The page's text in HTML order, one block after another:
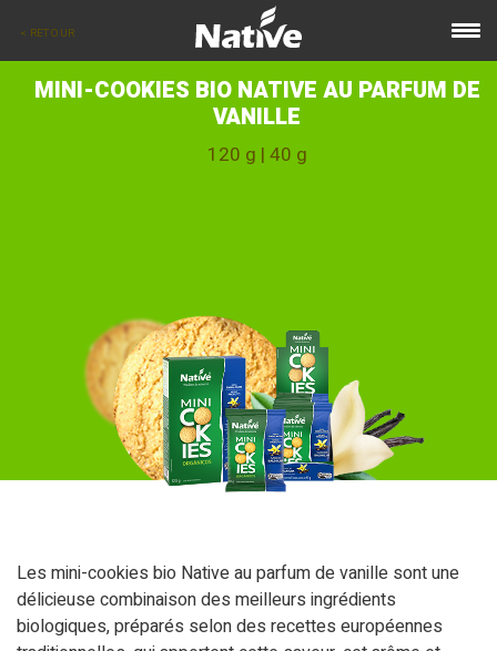
MINI-COOKIES BIO NATIVE AU PARFUM DE
VANILLE
120 g | 40 g
Les mini-cookies bio Native au parfum de vanille sont une
délicieuse combinaison des meilleurs ingrédients
biologiques, préparés selon des recettes européennes
< RETOUR